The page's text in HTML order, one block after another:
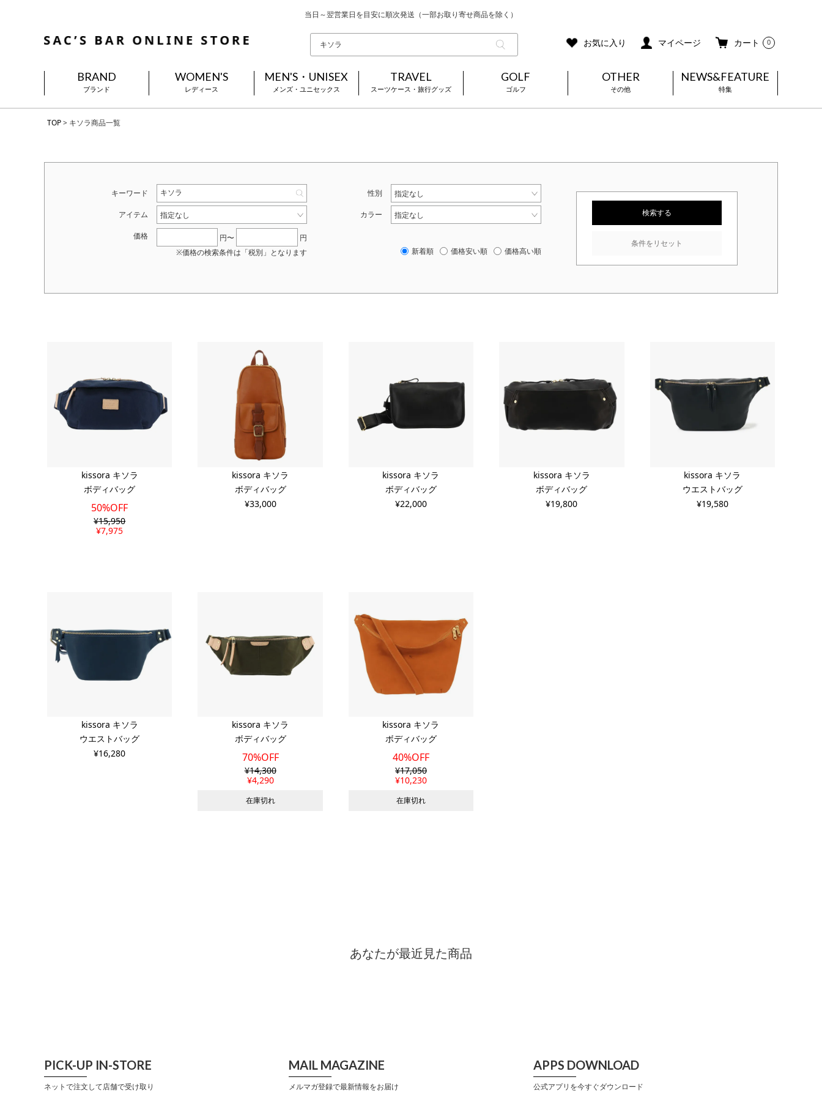
当日～翌営業日を目安に順次発送（一部お取り寄せ商品を除く）
お気に入り マイページ カート 0
BRAND
ブランド
WOMEN'S
レディース
MEN'S・UNISEX
メンズ・ユニセックス
TRAVEL
スーツケース・旅行グッズ
GOLF
ゴルフ
OTHER
その他
NEWS&FEATURE
特集
TOP キソラ商品一覧
キーワード 性別 指定なし
アイテム 指定なし カラー
指定なし
価格
円〜
円
※価格の検索条件は「税別」となります
新着順 価格安い順 価格高い順
検索する
条件をリセット
kissora キソラ
ボディバッグ
50%OFF
¥15,950
¥7,975
kissora キソラ
ボディバッグ
¥33,000
kissora キソラ
ボディバッグ
¥22,000
kissora キソラ
ボディバッグ
¥19,800
kissora キソラ
ウエストバッグ
¥19,580
kissora キソラ
ウエストバッグ
¥16,280
kissora キソラ
ボディバッグ
70%OFF
¥14,300
¥4,290
在庫切れ
kissora キソラ
ボディバッグ
40%OFF
¥17,050
¥10,230
在庫切れ
あなたが最近見た商品
PICK-UP IN-STORE
ネットで注文して店舗で受け取り
MAIL MAGAZINE
メルマガ登録で最新情報をお届け
APPS DOWNLOAD
公式アプリを今すぐダウンロード